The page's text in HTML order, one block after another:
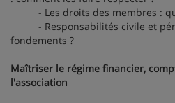
- Les droits des membres :
- Responsabilités civile et
fondements ?
Maîtriser le régime financier,
l'association